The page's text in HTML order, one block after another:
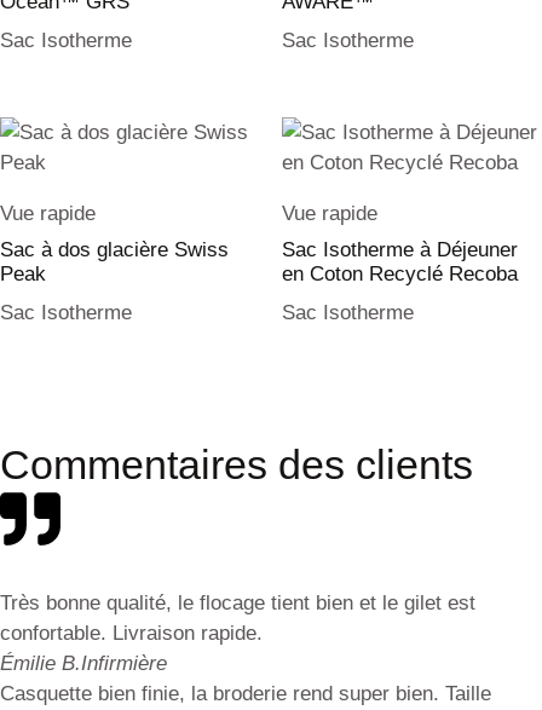
Sac Isotherme
Sac Isotherme
Vue rapide
Sac à dos glacière Swiss
Peak
Sac Isotherme
Vue rapide
Sac Isotherme à Déjeuner
en Coton Recyclé Recoba
Sac Isotherme
Commentaires des clients
Très bonne qualité, le flocage tient bien et le gilet est
confortable. Livraison rapide.
Émilie B.Infirmière
Casquette bien finie, la broderie rend super bien. Taille